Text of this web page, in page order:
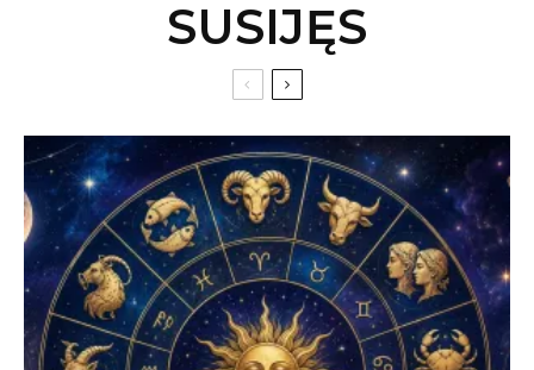
SUSIJĘS